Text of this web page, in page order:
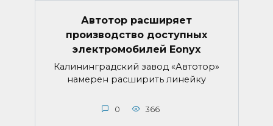
Автотор расширяет
производство доступных
электромобилей Eonyx
Калининградский завод «Автотор»
намерен расширить линейку
0 366